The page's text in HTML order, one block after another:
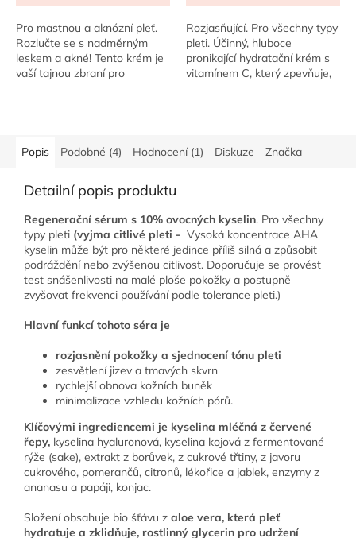
5,0
z
5
hvězdiček.
Pro mastnou a aknózní pleť.
Rozlučte se s nadměrným
leskem a akné! Tento krém je
vaší tajnou zbraní pro
5,0
z
5
hvězdiček.
Rozjasňující. Pro všechny typy
pleti. Účinný, hluboce
pronikající hydratační krém s
vitamínem C, který zpevňuje,
Popis Podobné (4) Hodnocení (1) Diskuze Značka
Detailní popis produktu
Regenerační sérum s 10% ovocných kyselin. Pro všechny
typy pleti (vyjma citlivé pleti - Vysoká koncentrace AHA
kyselin může být pro některé jedince příliš silná a způsobit
podráždění nebo zvýšenou citlivost. Doporučuje se provést
test snášenlivosti na malé ploše pokožky a postupně
zvyšovat frekvenci používání podle tolerance pleti.)
Hlavní funkcí tohoto séra je
rozjasnění pokožky a sjednocení tónu pleti
zesvětlení jizev a tmavých skvrn
rychlejší obnova kožních buněk
minimalizace vzhledu kožních pórů.
Klíčovými ingrediencemi je kyselina mléčná z červené
řepy, kyselina hyaluronová, kyselina kojová z fermentované
rýže (sake), extrakt z borůvek, z cukrové třtiny, z javoru
cukrového, pomerančů, citronů, lékořice a jablek, enzymy z
ananasu a papáji, konjac.
Složení obsahuje bio šťávu z aloe vera, která pleť
hydratuje a zklidňuje, rostlinný glycerin pro udržení